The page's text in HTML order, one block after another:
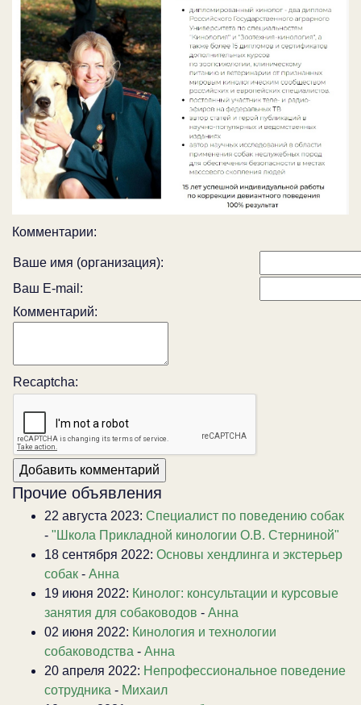
Комментарии:
Ваше имя (организация):
Ваш E-mail:
Комментарий:
Recaptcha:
Прочие объявления
22 августа 2023: Специалист по поведению собак
- "Школа Прикладной кинологии О.В. Стерниной"
18 сентября 2022: Основы хендлинга и экстерьер
собак - Анна
19 июня 2022: Кинолог: консультации и курсовые
занятия для собаководов - Анна
02 июня 2022: Кинология и технологии
собаководства - Анна
20 апреля 2022: Непрофессиональное поведение
сотрудника - Михаил